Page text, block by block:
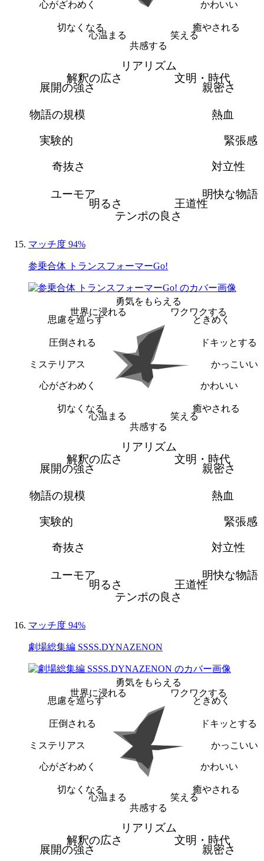
かわいい
癒やされる
笑える
共感する
心温まる
切なくなる
心がざわめく
リアリズム
文明・時代
親密さ
熱血
緊張感
対立性
明快な物語
王道性
テンポの良さ
明るさ
ユーモア
奇抜さ
実験的
物語の規模
展開の強さ
解釈の広さ
マッチ度 94%
参乗合体 トランスフォーマーGo!
勇気をもらえる
ワクワクする
ときめく
ドキッとする
かっこいい
かわいい
癒やされる
笑える
共感する
心温まる
切なくなる
心がざわめく
ミステリアス
圧倒される
思慮を巡らす
世界に浸れる
リアリズム
文明・時代
親密さ
熱血
緊張感
対立性
明快な物語
王道性
テンポの良さ
明るさ
ユーモア
奇抜さ
実験的
物語の規模
展開の強さ
解釈の広さ
マッチ度 94%
劇場総集編 SSSS.DYNAZENON
勇気をもらえる
ワクワクする
ときめく
ドキッとする
かっこいい
かわいい
癒やされる
笑える
共感する
心温まる
切なくなる
心がざわめく
ミステリアス
圧倒される
思慮を巡らす
世界に浸れる
リアリズム
文明・時代
親密さ
展開の強さ
解釈の広さ